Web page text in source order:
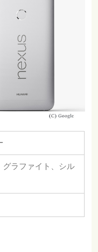
グラファイト、シル